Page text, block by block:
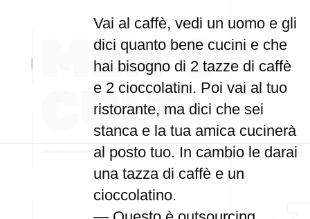
Vai al caffè, vedi un uomo e gli
dici quanto bene cucini e che
hai bisogno di 2 tazze di caffè
e 2 cioccolatini. Poi vai al tuo
ristorante, ma dici che sei
stanca e la tua amica cucinerà
al posto tuo. In cambio le darai
una tazza di caffè e un
cioccolatino.